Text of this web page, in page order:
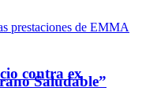
contra ex
Saludable”